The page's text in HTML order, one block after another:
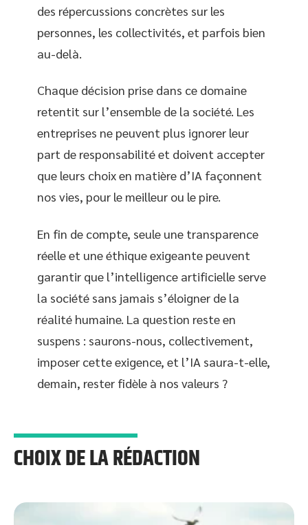
des répercussions concrètes sur les
personnes, les collectivités, et parfois bien
au-delà.
Chaque décision prise dans ce domaine
retentit sur l’ensemble de la société. Les
entreprises ne peuvent plus ignorer leur
part de responsabilité et doivent accepter
que leurs choix en matière d’IA façonnent
nos vies, pour le meilleur ou le pire.
En fin de compte, seule une transparence
réelle et une éthique exigeante peuvent
garantir que l’intelligence artificielle serve
la société sans jamais s’éloigner de la
réalité humaine. La question reste en
suspens : saurons-nous, collectivement,
imposer cette exigence, et l’IA saura-t-elle,
demain, rester fidèle à nos valeurs ?
CHOIX DE LA RÉDACTION